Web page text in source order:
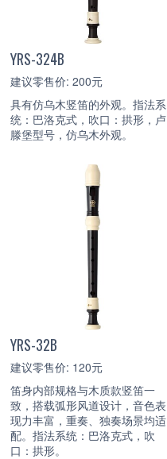
YRS-324B
建议零售价: 200元
具有仿乌木竖笛的外观。指法系
统：巴洛克式，吹口：拱形，卢
滕堡型号，仿乌木外观。
YRS-32B
建议零售价: 120元
笛身内部规格与木质款竖笛一
致，搭载弧形风道设计，音色表
现力丰富，重奏、独奏场景均适
配。指法系统：巴洛克式，吹
口：拱形。